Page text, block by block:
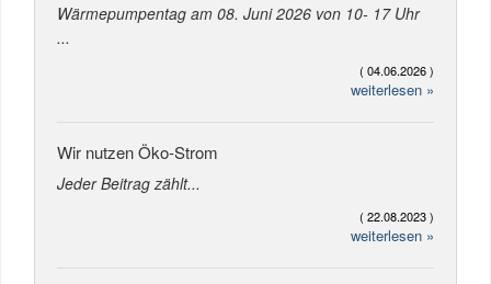
Wärmepumpentag am 08. Juni 2026 von 10- 17 Uhr
...
( 04.06.2026 )
weiterlesen »
Wir nutzen Öko-Strom
Jeder Beitrag zählt...
( 22.08.2023 )
weiterlesen »